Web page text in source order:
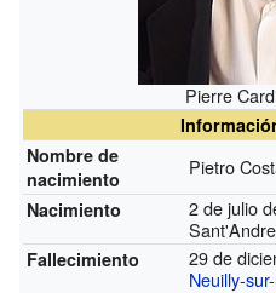
Pierre
Nombre de
nacimiento
Pietro
Nacimiento
2 de julio
Fallecimiento
29 de
Neuilly-